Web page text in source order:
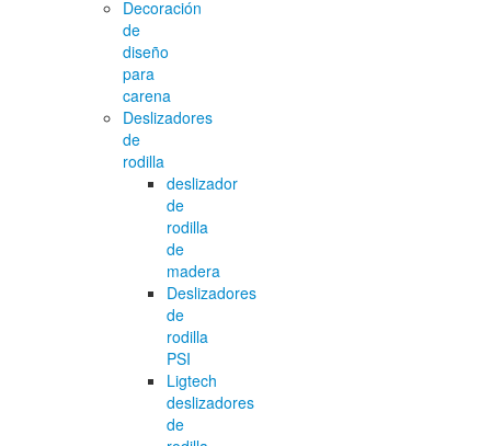
Decoración
de
diseño
para
carena
Deslizadores
de
rodilla
deslizador
de
rodilla
de
madera
Deslizadores
de
rodilla
PSI
Ligtech
deslizadores
de